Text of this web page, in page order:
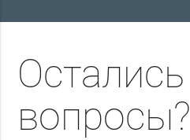
Остались
вопросы?